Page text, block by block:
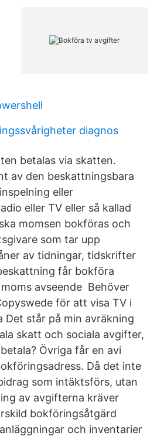
diagnos
betalas via skatten.
av den beskattningsbara
eller
eller TV eller så kallad
momsen bokföras och
som tar upp
av tidningar, tidskrifter
får bokföra
avseende Behöver
för att visa TV i
Det står på min avräkning
skatt och sociala avgifter,
Övriga får en avi
Då det inte
som intäktsförs, utan
av avgifterna kräver
bokföringsåtgärd
och inventarier